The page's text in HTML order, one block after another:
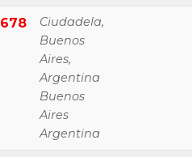
678
Ciudadela,
Buenos
Aires,
Argentina
Buenos
Aires
Argentina